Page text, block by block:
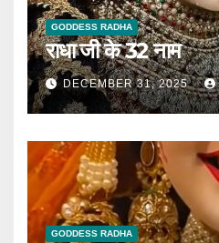
GODDESS RADHA
राधा जी के 32 नाम
DECEMBER 31, 2025
GODDESS RADHA